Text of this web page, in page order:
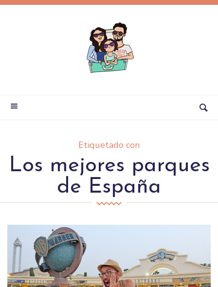
Etiquetado con
Los mejores parques
de España